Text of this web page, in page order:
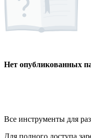
Нет опубликованных
Все инструменты для
Для полного доступа